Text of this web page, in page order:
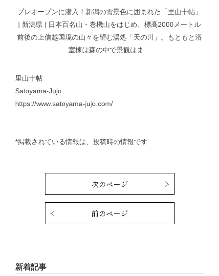
プレオープンに潜入！新潟の雪景色に囲まれた「里山十帖」
| 新潟県 | 日本百名山・巻機山をはじめ、標高2000メートル
前後の上信越国境の山々を望む湯処「天の川」。もともと浴
室棟は森の中で景観はま…
里山十帖
Satoyama-Jujo
https://www.satoyama-jujo.com/
*掲載されている情報は、投稿時の情報です
次のページ
前のページ
新着記事